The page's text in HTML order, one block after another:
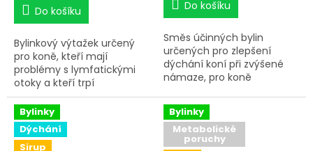
Do košíku
Bylinkový výtažek určený
pro koně, kteří mají
problémy s lymfatickými
otoky a kteří trpí
flegmónou.
Do košíku
Směs účinných bylin
určených pro zlepšení
dýchání koní při zvýšené
námaze, pro koně
zklidnění a uvolnění
dýchacích cest.
Bylinky
Dýchání
Sirup
Bylinky
Metabolické
poruchy